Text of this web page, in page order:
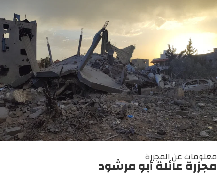
معلومات عن المجزرة
مجزرة عائلة أبو مرشود